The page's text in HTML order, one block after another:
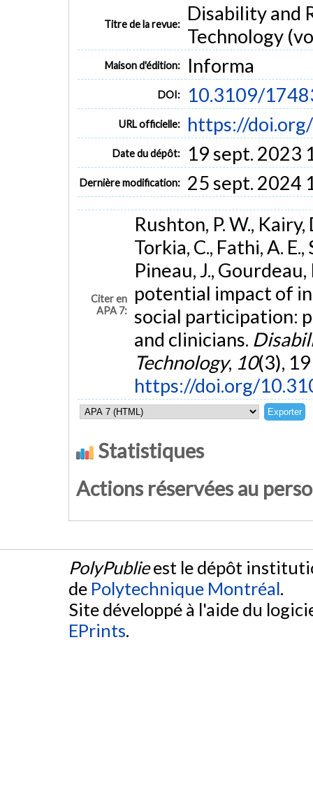
Titre de la revue:
Disability and
Technology
Maison d'édition: Informa
DOI: 10.3109/
URL officielle: https://
Date du dépôt: 19 sept. 2023
Dernière modification: 25 sept. 2024
Citer en
APA 7:
Rushton, P. W.,
Torkia, C., Fathi, A.
Pineau, J.,
potential impact of
social participation:
and clinicians.
Technology, 10(3),
https://doi.org/
Statistiques
Actions réservées au
PolyPublieest le dépôt
de Polytechnique Montréal.
Site développé à l'aide du
EPrints.